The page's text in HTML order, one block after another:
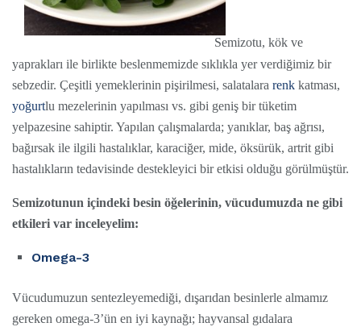
Semizotu, kök ve
yaprakları ile birlikte beslenmemizde sıklıkla yer verdiğimiz bir
sebzedir. Çeşitli yemeklerinin pişirilmesi, salatalara renk katması,
yoğurtlu mezelerinin yapılması vs. gibi geniş bir tüketim
yelpazesine sahiptir. Yapılan çalışmalarda; yanıklar, baş ağrısı,
bağırsak ile ilgili hastalıklar, karaciğer, mide, öksürük, artrit gibi
hastalıkların tedavisinde destekleyici bir etkisi olduğu görülmüştür.
Semizotunun içindeki besin öğelerinin, vücudumuzda ne gibi
etkileri var inceleyelim:
Omega-3
Vücudumuzun sentezleyemediği, dışarıdan besinlerle almamız
gereken omega-3’ün en iyi kaynağı; hayvansal gıdalara